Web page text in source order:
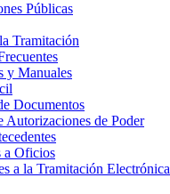
Públicas
Tramitación
y Manuales
Documentos
Autorizaciones de Poder
a Oficios
a la Tramitación Electrónica